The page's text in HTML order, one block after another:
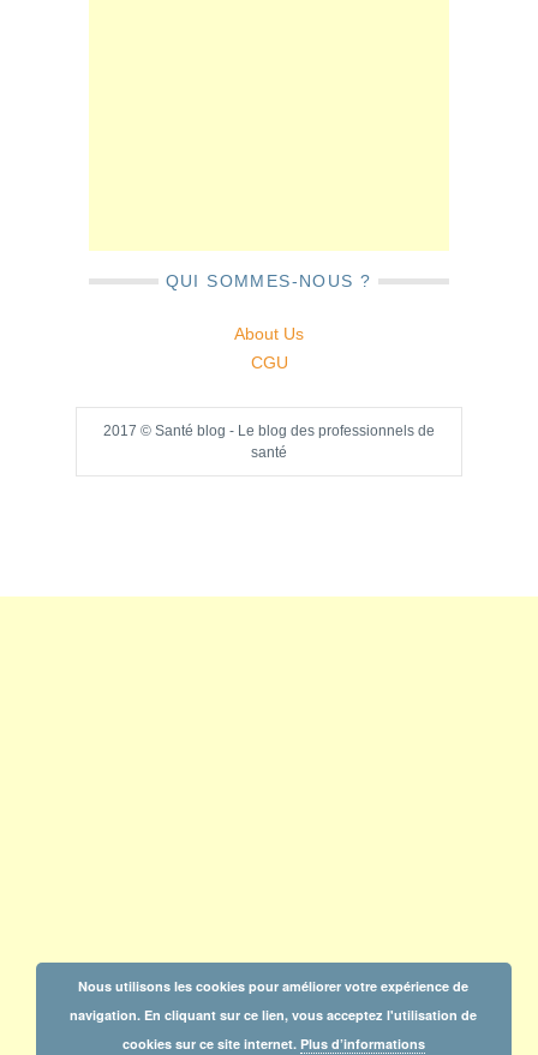
QUI SOMMES-NOUS ?
About Us
CGU
2017 © Santé blog - Le blog des professionnels de
santé
Nous utilisons les cookies pour améliorer votre expérience de
navigation. En cliquant sur ce lien, vous acceptez l'utilisation de
cookies sur ce site internet. Plus d’informations